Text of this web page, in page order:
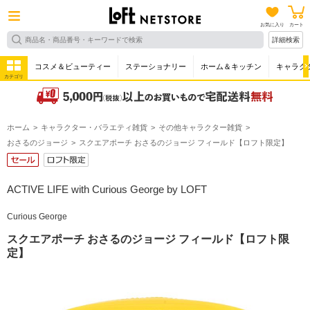
お気に入り カート
詳細検索
カテゴリ
コスメ＆ビューティー ステーショナリー ホーム＆キッチン キャラク
ホーム キャラクター・バラエティ雑貨
その他キャラクター雑貨
おさるのジョージ
スクエアポーチ おさるのジョージ フィールド【ロフト限定】
ACTIVE LIFE with Curious George by LOFT
Curious George
スクエアポーチ おさるのジョージ フィールド【ロフト限
定】